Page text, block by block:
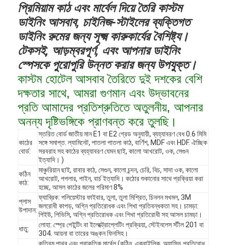
প্রিমিয়াম কাঠ এবং মার্বেল দিয়ে তৈরি কাস্টম
ডাইনিং আসবাব, চাইনিজ-স্টাইলের ব্যক্তিগত
ডাইনিং রুমের জন্য সূক্ষ্ম কারুকার্যের বৈশিষ্ট্য।
টেকসই, আড়ম্বরপূর্ণ, এবং আপনার ডাইনিং
স্পেসকে পুরোপুরি উন্নত করার জন্য উপযুক্ত।
কাস্টম হোটেল আসবাব তৈরিতে দুই দশকের বেশি
দক্ষতার সাথে, আমরা গুণমান এবং উদ্ভাবনের
প্রতি আমাদের প্রতিশ্রুতিতে অতুলনীয়, আপনার
অনন্য দৃষ্টিভঙ্গিকে প্রাণবন্ত করে তুলছি।
কাঠের
বোর্ড:
স্তরিত বোর্ড জাতীয় মান E1 বা E2 গ্রেড অনুযায়ী, ব্যহ্যাবরণ বেধ 0.6 মিমি
সঙ্গে সমাপ্ত. ল্যামিনেট, পাতলা পাতলা কাঠ, বার্ণিশ, MDF এবং HDF. ঐচ্ছিক
সরবরাহ সহ কাঠের ব্যহ্যাবরণ যেমন ছাই, কালো আখরোট, ওক, সেগুন
ইত্যাদি। )
কঠিন
কাঠ:
মাঞ্চুরিয়ান ছাই, রাবার কাঠ, সেগুন, কালো চন্দন, চেরি, বিচ, সাদা ওক, কালো
আখরোট, পপলার, পাইন, বার্চ ইত্যাদি। কঠোর শুকানোর সাথে প্রক্রিয়া করা
হচ্ছে, আসল কাঠের জলের পরিমাণ 8%
প্লাস
উপাদান:
ফ্যাব্রিক: পলিয়েস্টার ফাইবার, তুলা, তুলা মিশ্রিত, চিনলন মখমল, 3M
জলরোধী কাপড়, অগ্নি প্রতিরোধক এবং শিখা প্রতিবন্ধকতা সহ। চামড়া:
পিইউ, পিভিসি, অগ্নি প্রতিরোধক এবং শিখা প্রতিরোধী সহ আসল চামড়া।
ধাতু:
লোহা: স্প্রে পেইন্টিং বা ইলেক্ট্রোপ্লেটিং প্রক্রিয়া, স্টেইনলেস স্টীল 201 বা
304. আয়না বা তারের অঙ্কন ফিনসিহ।